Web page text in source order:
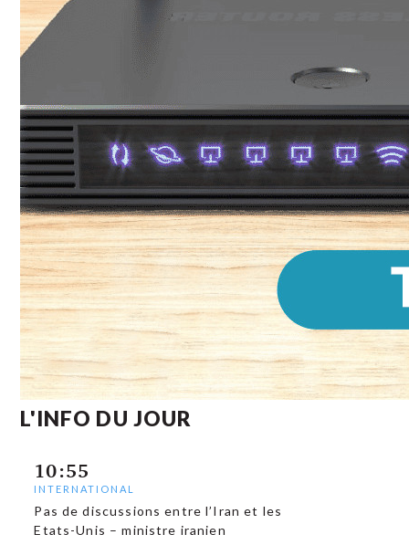
L'INFO DU JOUR
10:55
INTERNATIONAL
Pas de discussions entre l’Iran et les
Etats-Unis – ministre iranien